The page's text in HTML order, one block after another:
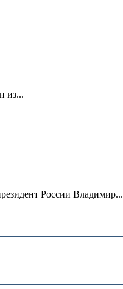
из...
России Владимир...